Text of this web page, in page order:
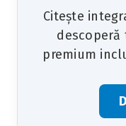
Citește
premium